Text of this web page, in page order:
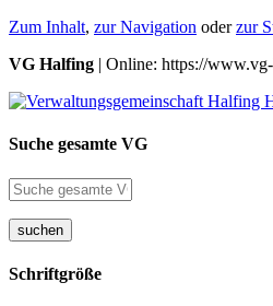
Zum Inhalt, zur Navigation oderzur
VG Halfing | Online: https://
Suche gesamte VG
suchen
Schriftgröße